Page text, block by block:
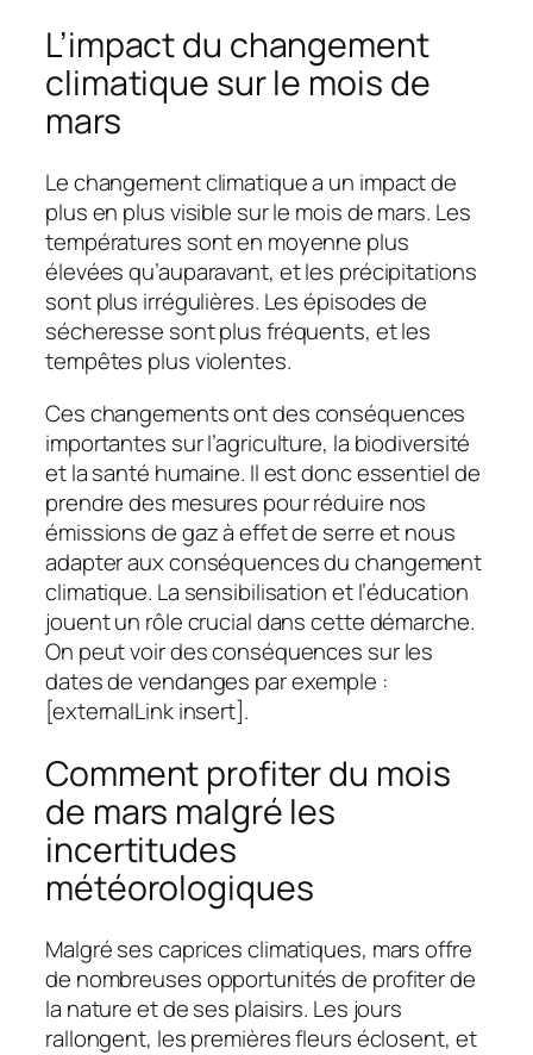
L’impact du changement
climatique sur le mois de
mars
Le changement climatique a un impact de
plus en plus visible sur le mois de mars. Les
températures sont en moyenne plus
élevées qu’auparavant, et les précipitations
sont plus irrégulières. Les épisodes de
sécheresse sont plus fréquents, et les
tempêtes plus violentes.
Ces changements ont des conséquences
importantes sur l’agriculture, la biodiversité
et la santé humaine. Il est donc essentiel de
prendre des mesures pour réduire nos
émissions de gaz à effet de serre et nous
adapter aux conséquences du changement
climatique. La sensibilisation et l’éducation
jouent un rôle crucial dans cette démarche.
On peut voir des conséquences sur les
dates de vendanges par exemple :
[externalLink insert].
Comment profiter du mois
de mars malgré les
incertitudes
météorologiques
Malgré ses caprices climatiques, mars offre
de nombreuses opportunités de profiter de
la nature et de ses plaisirs. Les jours
rallongent, les premières fleurs éclosent, et